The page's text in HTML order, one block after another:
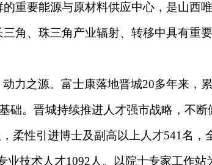
重要能源与原材料供应中心，是山西
角、珠三角产业辐射、转移中具有重
力之源。富士康落地晋城20多年来，
础。晋城持续推进人才强市战略，不断
柔性引进博士及副高以上人才541名，
技术人才1092人。以院士专家工作站